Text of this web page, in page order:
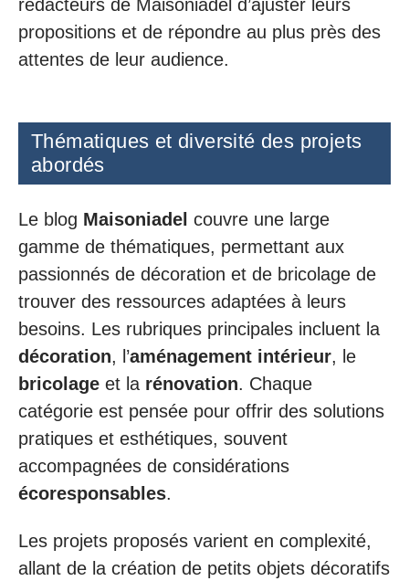
rédacteurs de Maisoniadel d’ajuster leurs
propositions et de répondre au plus près des
attentes de leur audience.
Thématiques et diversité des projets
abordés
Le blog Maisoniadel couvre une large
gamme de thématiques, permettant aux
passionnés de décoration et de bricolage de
trouver des ressources adaptées à leurs
besoins. Les rubriques principales incluent la
décoration, l’aménagement intérieur, le
bricolage et la rénovation. Chaque
catégorie est pensée pour offrir des solutions
pratiques et esthétiques, souvent
accompagnées de considérations
écoresponsables.
Les projets proposés varient en complexité,
allant de la création de petits objets décoratifs